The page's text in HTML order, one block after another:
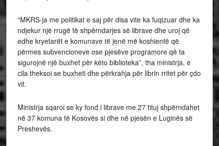
“MKRS-ja me politikat e saj për disa vite ka fuqizuar dhe ka
ndjekur një rrugë të shpërndarjes së librave dhe uroj që
edhe kryetarët e komunave të jenë më koshientë që
përmes subvencioneve ose pjesëve programore që ta
sigurojnë një buxhet për këto biblioteka”, tha ministrja, e
cila theksoi se buxheti dhe përkrahja për librin rritet për çdo
vit.
Ministrja sqaroi se ky fond i librave me 27 tituj shpërndahet
në 37 komuna të Kosovës si dhe në pjesën e Luginës së
Preshevës.